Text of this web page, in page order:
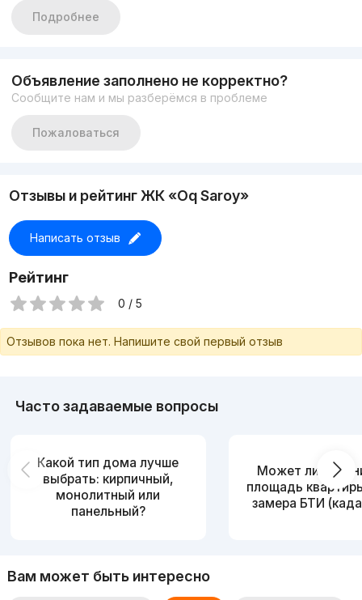
Заселение:100%
#3к/8/8 95м2
Продаёться квартира на ЖК Ок Сарой КВАРТИРА
НАХОДИТЬСЯ В ЭКОЛОГИЧЕСКИ ЧИСТОМ РАЙОНЕ удобная
#Парковка есть
Подробнее
Объявление заполнено не корректно?
Сообщите нам и мы разберёмся в проблеме
Пожаловаться
Отзывы и рейтинг ЖК «Oq Saroy»
Написать отзыв
Рейтинг
0 / 5
Отзывов пока нет. Напишите свой первый отзыв
Часто задаваемые вопросы
Какой тип дома лучше
выбрать: кирпичный,
монолитный или
панельный?
Может ли
площадь
замера БТИ
Вам может быть интересно